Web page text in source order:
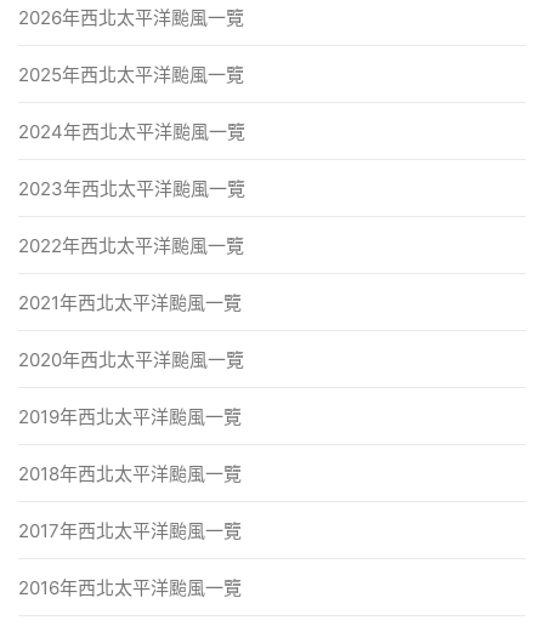
2026年西北太平洋颱風一覽
2025年西北太平洋颱風一覽
2024年西北太平洋颱風一覽
2023年西北太平洋颱風一覽
2022年西北太平洋颱風一覽
2021年西北太平洋颱風一覽
2020年西北太平洋颱風一覽
2019年西北太平洋颱風一覽
2018年西北太平洋颱風一覽
2017年西北太平洋颱風一覽
2016年西北太平洋颱風一覽